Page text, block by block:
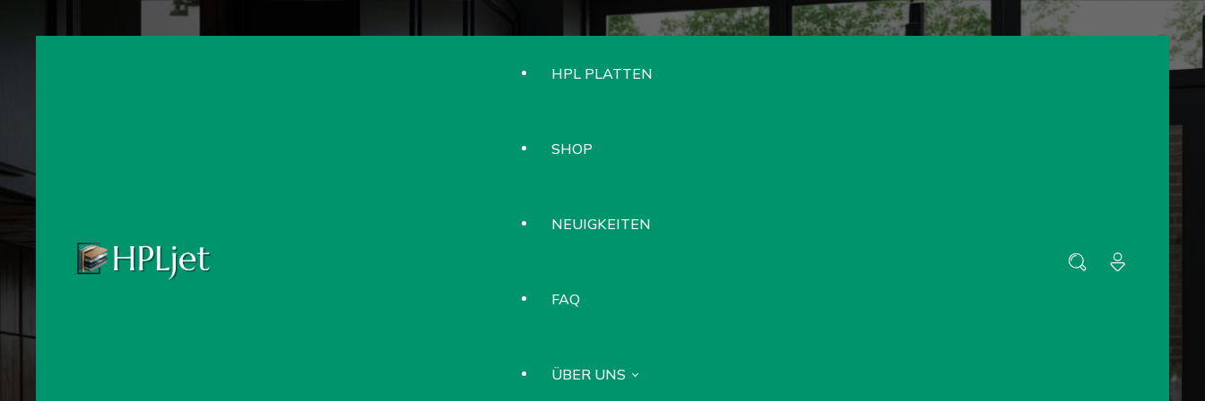
HPL PLATTEN
SHOP
NEUIGKEITEN
FAQ
ÜBER UNS